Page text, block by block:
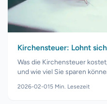
Kirchensteuer: Lohnt
Was die Kirchensteuer
und wie viel Sie sparen
2026-02-015 Min. Lesezeit